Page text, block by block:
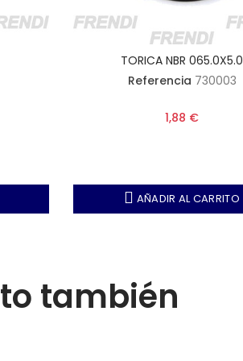
TORICA NBR 065.0X5.0
Referencia 730003
1,88 €
AÑADIR AL CARRITO
también